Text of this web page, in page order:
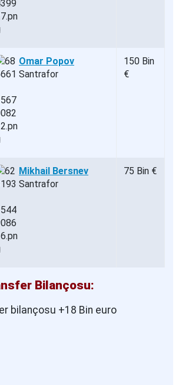
Omar Popov
Santrafor
150 Bin
€
Mikhail Bersnev
Santrafor
75 Bin €
Bilançosu:
bilançosu +18 Bin euro